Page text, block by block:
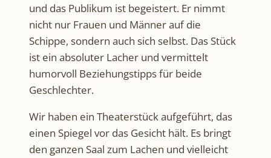
und das Publikum ist begeistert. Er nimmt
nicht nur Frauen und Männer auf die
Schippe, sondern auch sich selbst. Das Stück
ist ein absoluter Lacher und vermittelt
humorvoll Beziehungstipps für beide
Geschlechter.
Wir haben ein Theaterstück aufgeführt, das
einen Spiegel vor das Gesicht hält. Es bringt
den ganzen Saal zum Lachen und vielleicht